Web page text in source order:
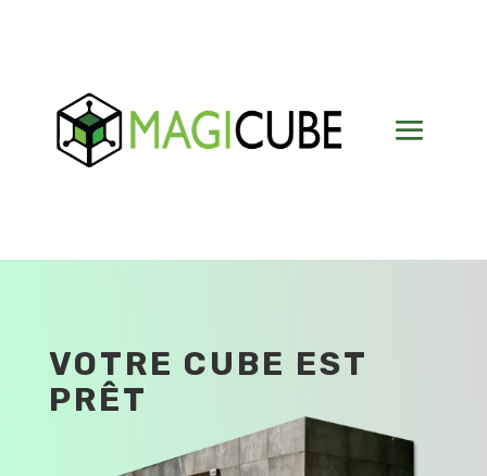
VOTRE CUBE EST
PRÊT